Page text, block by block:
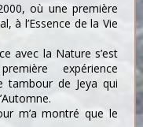
où une première
à l’Essence de la Vie
avec la Nature s’est
expérience
tambour de Jeya qui
m’a montré que le